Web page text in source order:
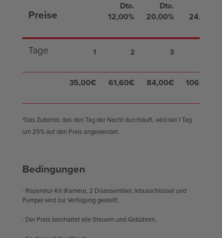
Preise
Dto.
12,00%
Dto.
20,00%
24,00%
Tage 1 2 3
35,00€ 61,60€ 84,00€ 106,40€
*Das Zubehör, das den Tag der Nacht durchläuft, wird bei 1 Tag
um 25% auf den Preis angewendet.
Bedingungen
· Reparatur-Kit (Kamera, 2 Disassembler, Inbusschlüssel und
Pumpe) wird zur Verfügung gestellt.
· Der Preis beinhaltet alle Steuern und Gebühren.